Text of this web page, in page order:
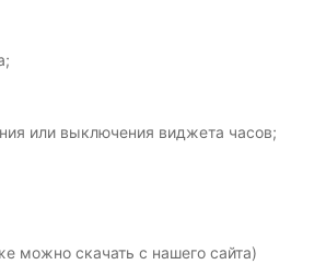
или выключения виджета часов;
можно скачать с нашего сайта)